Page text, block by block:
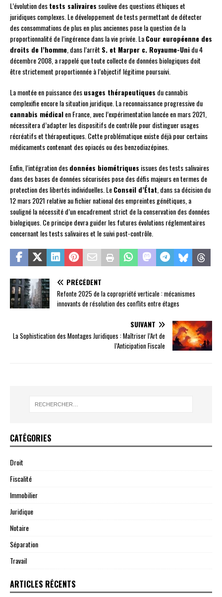
L’évolution destests salivaires soulève des questions éthiques et
juridiques complexes. Le développement de tests permettant de détecter
des consommations de plus en plus anciennes pose la question de la
proportionnalité de l’ingérence dans la vie privée. LaCour européenne des
droits de l’homme , dans l’arrêt S. et Marper c. Royaume-Unidu 4
décembre 2008, a rappelé que toute collecte de données biologiques doit
être strictement proportionnée à l’objectif légitime poursuivi.
La montée en puissance desusages thérapeutiques du cannabis
complexifie encore la situation juridique. La reconnaissance progressive du
cannabis médicalen France, avec l’expérimentation lancée en mars 2021,
nécessitera d’adapter les dispositifs de contrôle pour distinguer usages
récréatifs et thérapeutiques. Cette problématique existe déjà pour certains
médicaments contenant des opiacés ou des benzodiazépines.
Enfin, l’intégration desdonnées biométriques issues des tests salivaires
dans des bases de données sécurisées pose des défis majeurs en termes de
protection des libertés individuelles. LeConseil d’État , dans sa décision du
12 mars 2021 relative au fichier national des empreintes génétiques, a
souligné la nécessité d’un encadrement strict de la conservation des données
biologiques. Ce principe devra guider les futures évolutions réglementaires
concernant les tests salivaires et le suivi post-contrôle.
PRÉCÉDENT
Refonte 2025 de la copropriété verticale : mécanismes
innovants de résolution des conflits entre étages
SUIVANT
La Sophistication des Montages Juridiques : Maîtriser l’Art de
l’Anticipation Fiscale
CATÉGORIES
Droit
Fiscalité
Immobilier
Juridique
Notaire
Séparation
Travail
ARTICLES RÉCENTS